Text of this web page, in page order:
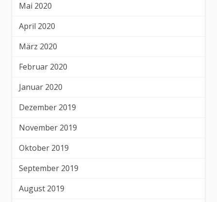
Mai 2020
April 2020
März 2020
Februar 2020
Januar 2020
Dezember 2019
November 2019
Oktober 2019
September 2019
August 2019